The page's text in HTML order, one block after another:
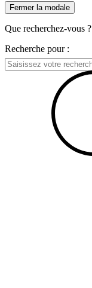
Fermer la modale
Que recherchez-vous ?
Recherche pour :